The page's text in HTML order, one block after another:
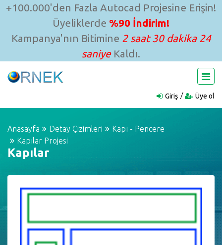
+100.000'den Fazla Autocad Projesine Erişin!
Üyeliklerde %90 İndirim!
Kampanya'nın Bitimine 2 saat 30 dakika 24
saniyeKaldı.
Giriş Üye ol
Anasayfa Detay Çizimleri
Kapı - Pencere
Kapılar Projesi
Kapılar